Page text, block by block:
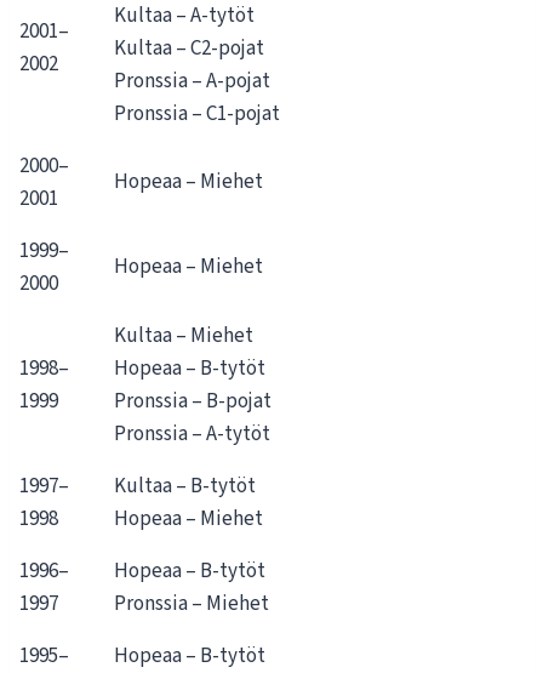
2001–
2002
Kultaa – A-tytöt
Kultaa – C2-pojat
Pronssia – A-pojat
Pronssia – C1-pojat
2000–
2001
Hopeaa – Miehet
1999–
2000
Hopeaa – Miehet
1998–
1999
Kultaa – Miehet
Hopeaa – B-tytöt
Pronssia – B-pojat
Pronssia – A-tytöt
1997–
1998
Kultaa – B-tytöt
Hopeaa – Miehet
1996–
1997
Hopeaa – B-tytöt
Pronssia – Miehet
1995–
Hopeaa – B-tytöt